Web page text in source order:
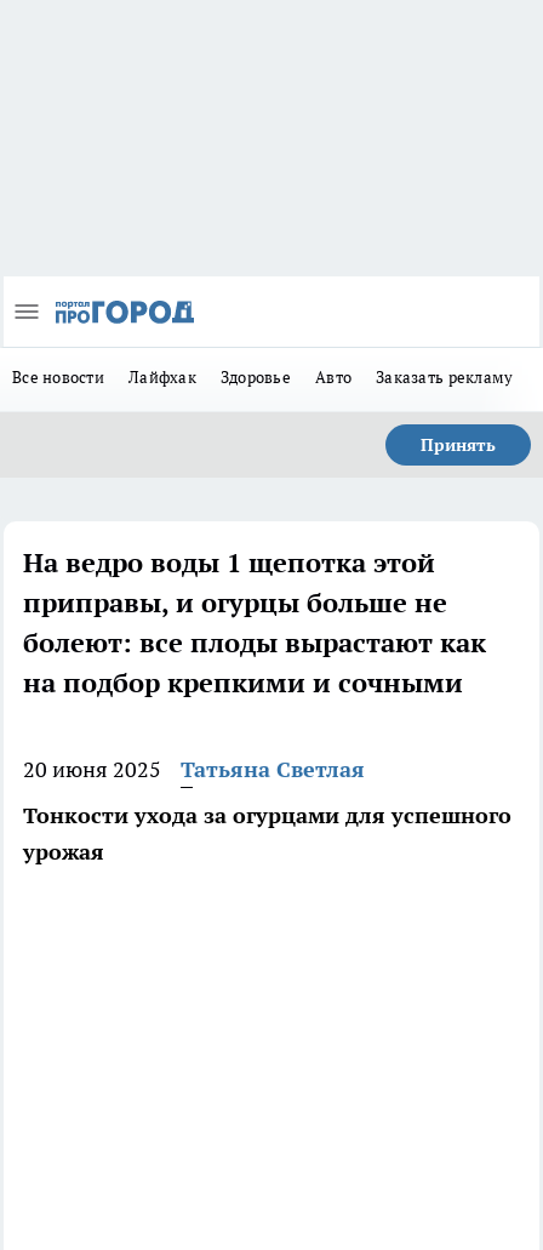
Все новости Лайфхак Здоровье Авто Заказать рекламу
Принять
На ведро воды 1 щепотка этой
приправы, и огурцы больше не
болеют: все плоды вырастают как
на подбор крепкими и сочными
20 июня 2025
Татьяна Светлая
Тонкости ухода за огурцами для успешного
урожая